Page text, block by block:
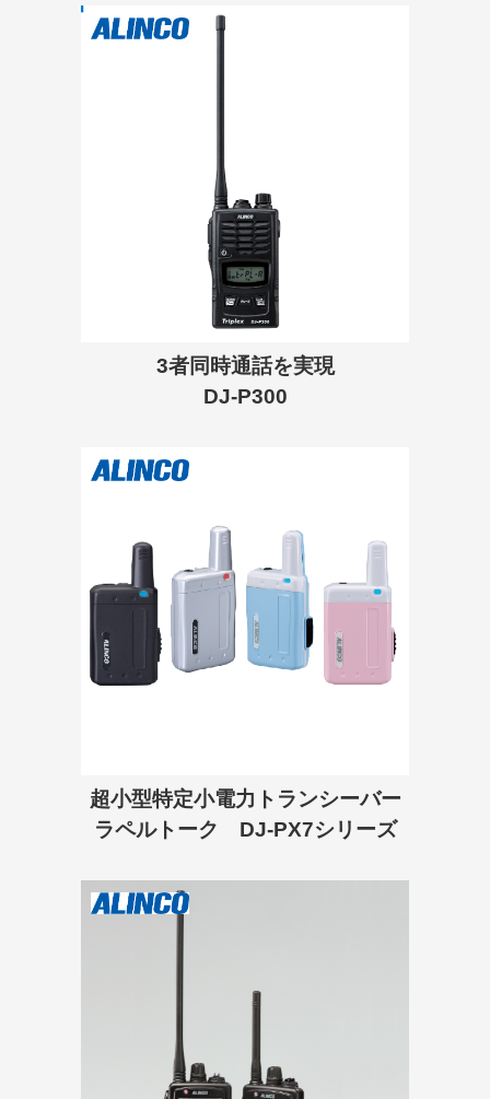
3者同時通話を実現
DJ-P300
超小型特定小電力トランシーバー
ラペルトーク DJ-PX7シリーズ